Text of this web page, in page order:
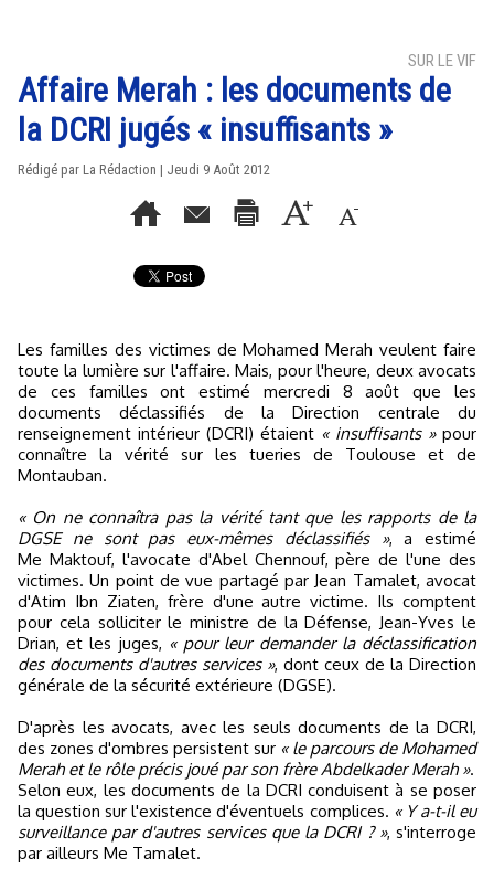
SUR LE VIF
Affaire Merah : les documents de
la DCRI jugés « insuffisants »
Rédigé par La Rédaction | Jeudi 9 Août 2012
Les familles des victimes de Mohamed Merah veulent faire
toute la lumière sur l'affaire. Mais, pour l'heure, deux avocats
de ces familles ont estimé mercredi 8 août que les
documents déclassifiés de la Direction centrale du
renseignement intérieur (DCRI) étaient « insuffisants »pour
connaître la vérité sur les tueries de Toulouse et de
Montauban.
« On ne connaîtra pas la vérité tant que les rapports de la
DGSE ne sont pas eux-mêmes déclassifiés », a estimé
Me Maktouf, l'avocate d'Abel Chennouf, père de l'une des
victimes. Un point de vue partagé par Jean Tamalet, avocat
d'Atim Ibn Ziaten, frère d'une autre victime. Ils comptent
pour cela solliciter le ministre de la Défense, Jean-Yves le
Drian, et les juges, « pour leur demander la déclassification
des documents d'autres services », dont ceux de la Direction
générale de la sécurité extérieure (DGSE).
D'après les avocats, avec les seuls documents de la DCRI,
des zones d'ombres persistent sur « le parcours de Mohamed
Merah et le rôle précis joué par son frère Abdelkader Merah ».
Selon eux, les documents de la DCRI conduisent à se poser
la question sur l'existence d'éventuels complices. « Y a-t-il eu
surveillance par d'autres services que la DCRI ? », s'interroge
par ailleurs Me Tamalet.